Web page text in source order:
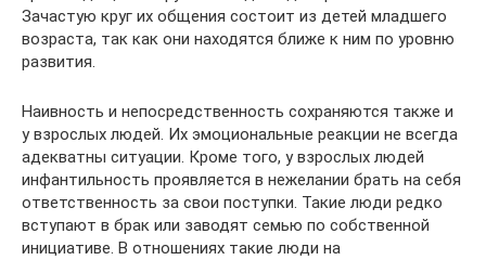
Зачастую круг их общения состоит из детей младшего
возраста, так как они находятся ближе к ним по уровню
развития.
Наивность и непосредственность сохраняются также и
у взрослых людей. Их эмоциональные реакции не всегда
адекватны ситуации. Кроме того, у взрослых людей
инфантильность проявляется в нежелании брать на себя
ответственность за свои поступки. Такие люди редко
вступают в брак или заводят семью по собственной
инициативе. В отношениях такие люди на